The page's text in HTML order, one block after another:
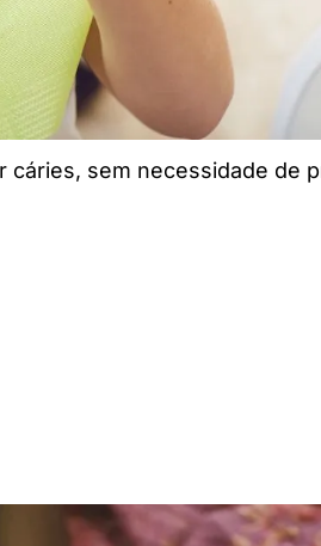
cáries, sem necessidade de